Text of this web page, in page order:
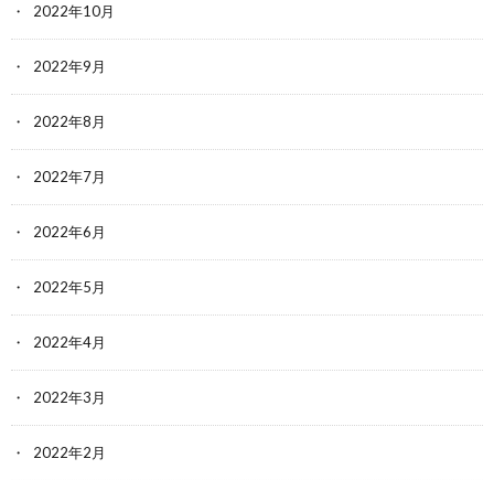
2022年10月
2022年9月
2022年8月
2022年7月
2022年6月
2022年5月
2022年4月
2022年3月
2022年2月